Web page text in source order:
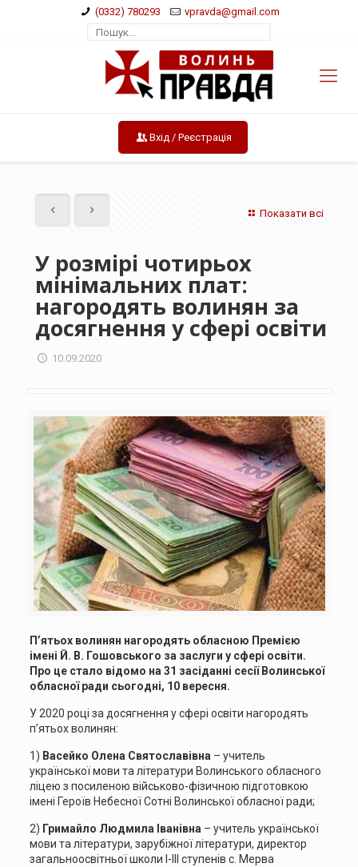
(0332) 780293 vpravda@gmail.com
Вхід / Реєстрація
Показати всі
У розмірі чотирьох
мінімальних плат:
нагородять волинян за
досягнення у сфері освіти
10.09.2020
П’ятьох волинян нагородять обласною Премією
імені Й. В. Гошовського за заслуги у сфері освіти.
Про це стало відомо на 31 засіданні сесії Волинської
обласної ради сьогодні, 10 вересня.
У 2020 році за досягнення у сфері освіти нагородять
п’ятьох волинян:
1) Васейко Олена Святославівна – учитель
української мови та літератури Волинського обласного
ліцею з посиленою військово-фізичною підготовкою
імені Героїв Небесної Сотні Волинської обласної ради;
2) Гримайло Людмила Іванівна – учитель української
мови та літератури, зарубіжної літератури, директор
загальноосвітньої школи І-ІІІ ступенів с. Мерва